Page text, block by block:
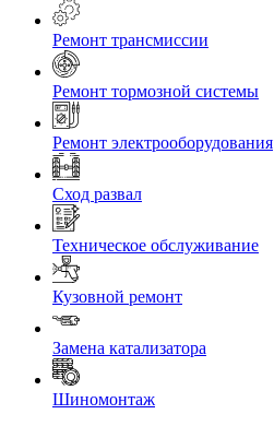
Ремонт трансмиссии
Ремонт тормозной системы
Ремонт электрооборудования
Сход развал
Техническое обслуживание
Кузовной ремонт
Замена катализатора
Шиномонтаж